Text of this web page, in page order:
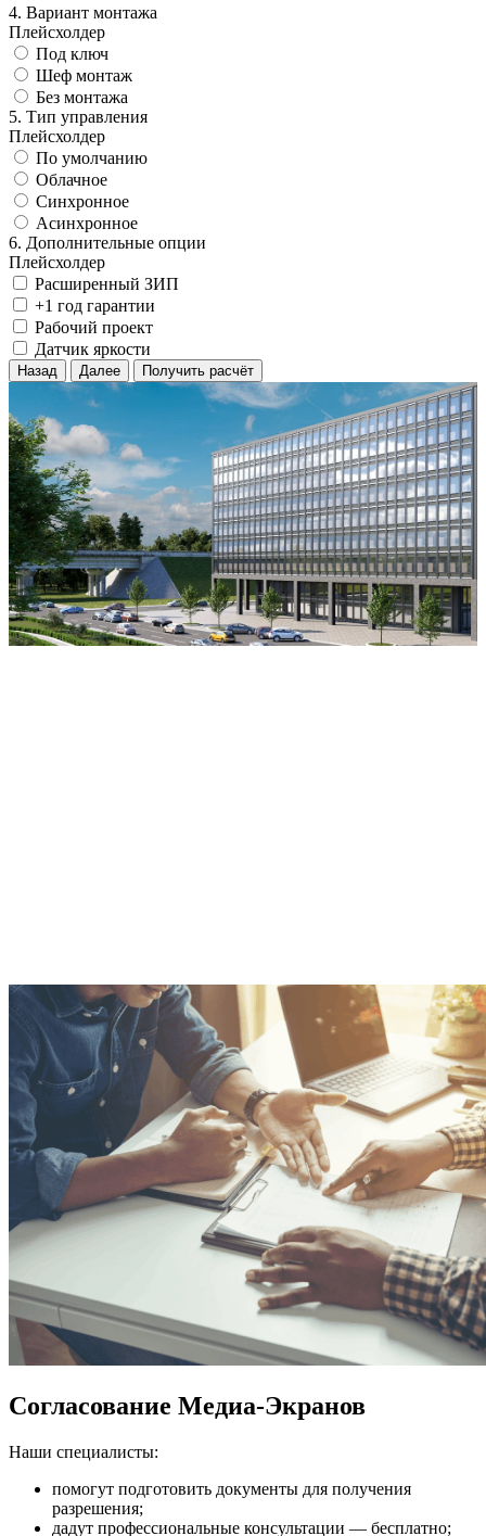
4. Вариант монтажа
Плейсхолдер
Под ключ
Шеф монтаж
Без монтажа
5. Тип управления
Плейсхолдер
По умолчанию
Облачное
Синхронное
Асинхронное
6. Дополнительные опции
Плейсхолдер
Расширенный ЗИП
+1 год гарантии
Рабочий проект
Датчик яркости
Назад Далее Получить расчёт
Согласование Медиа-Экранов
Наши специалисты:
помогут подготовить документы для получения
разрешения;
дадут профессиональные консультации — бесплатно;